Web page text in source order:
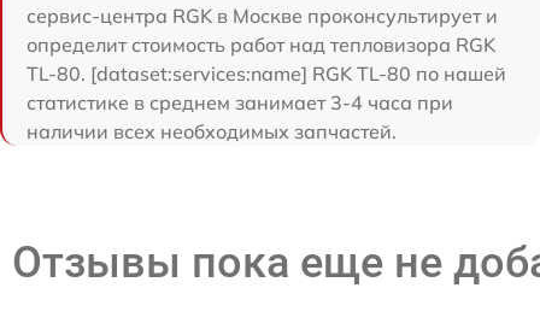
сервис-центра RGK в Москве проконсультирует и
определит стоимость работ над тепловизора RGK
TL-80. [dataset:services:name] RGK TL-80 по нашей
статистике в среднем занимает 3-4 часа при
наличии всех необходимых запчастей.
Отзывы пока еще не